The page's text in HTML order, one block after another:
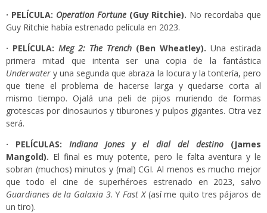
· PELÍCULA: Operation Fortune(Guy Ritchie). No recordaba que
Guy Ritchie había estrenado película en 2023.
· PELÍCULA: Meg 2: The Trench (Ben Wheatley). Una estirada
primera mitad que intenta ser una copia de la fantástica
Underwatery una segunda que abraza la locura y la tontería, pero
que tiene el problema de hacerse larga y quedarse corta al
mismo tiempo. Ojalá una peli de pijos muriendo de formas
grotescas por dinosaurios y tiburones y pulpos gigantes. Otra vez
será.
· PELÍCULAS: Indiana Jones y el dial del destino (James
Mangold). El final es muy potente, pero le falta aventura y le
sobran (muchos) minutos y (mal) CGI. Al menos es mucho mejor
que todo el cine de superhéroes estrenado en 2023, salvo
Guardianes de la Galaxia 3. Y Fast X(así me quito tres pájaros de
un tiro).